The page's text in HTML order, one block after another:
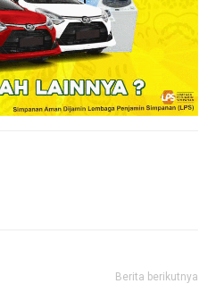
Berita berikutnya